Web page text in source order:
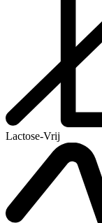
Lactose-Vrij